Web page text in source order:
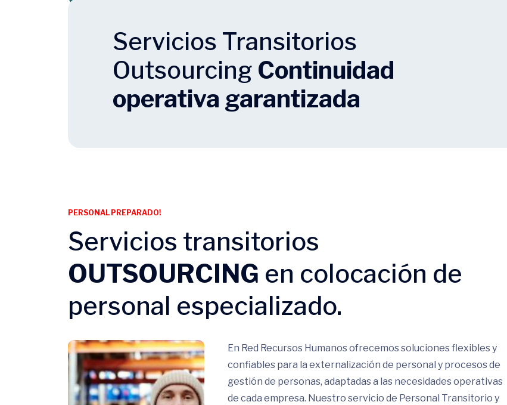
Servicios Transitorios
Outsourcing Continuidad
operativa garantizada
PERSONAL PREPARADO!
Servicios transitorios
OUTSOURCING en colocación de
personal especializado.
En Red Recursos Humanos ofrecemos soluciones flexibles y
confiables para la externalización de personal y procesos de
gestión de personas, adaptadas a las necesidades operativas
de cada empresa. Nuestro servicio de Personal Transitorio y